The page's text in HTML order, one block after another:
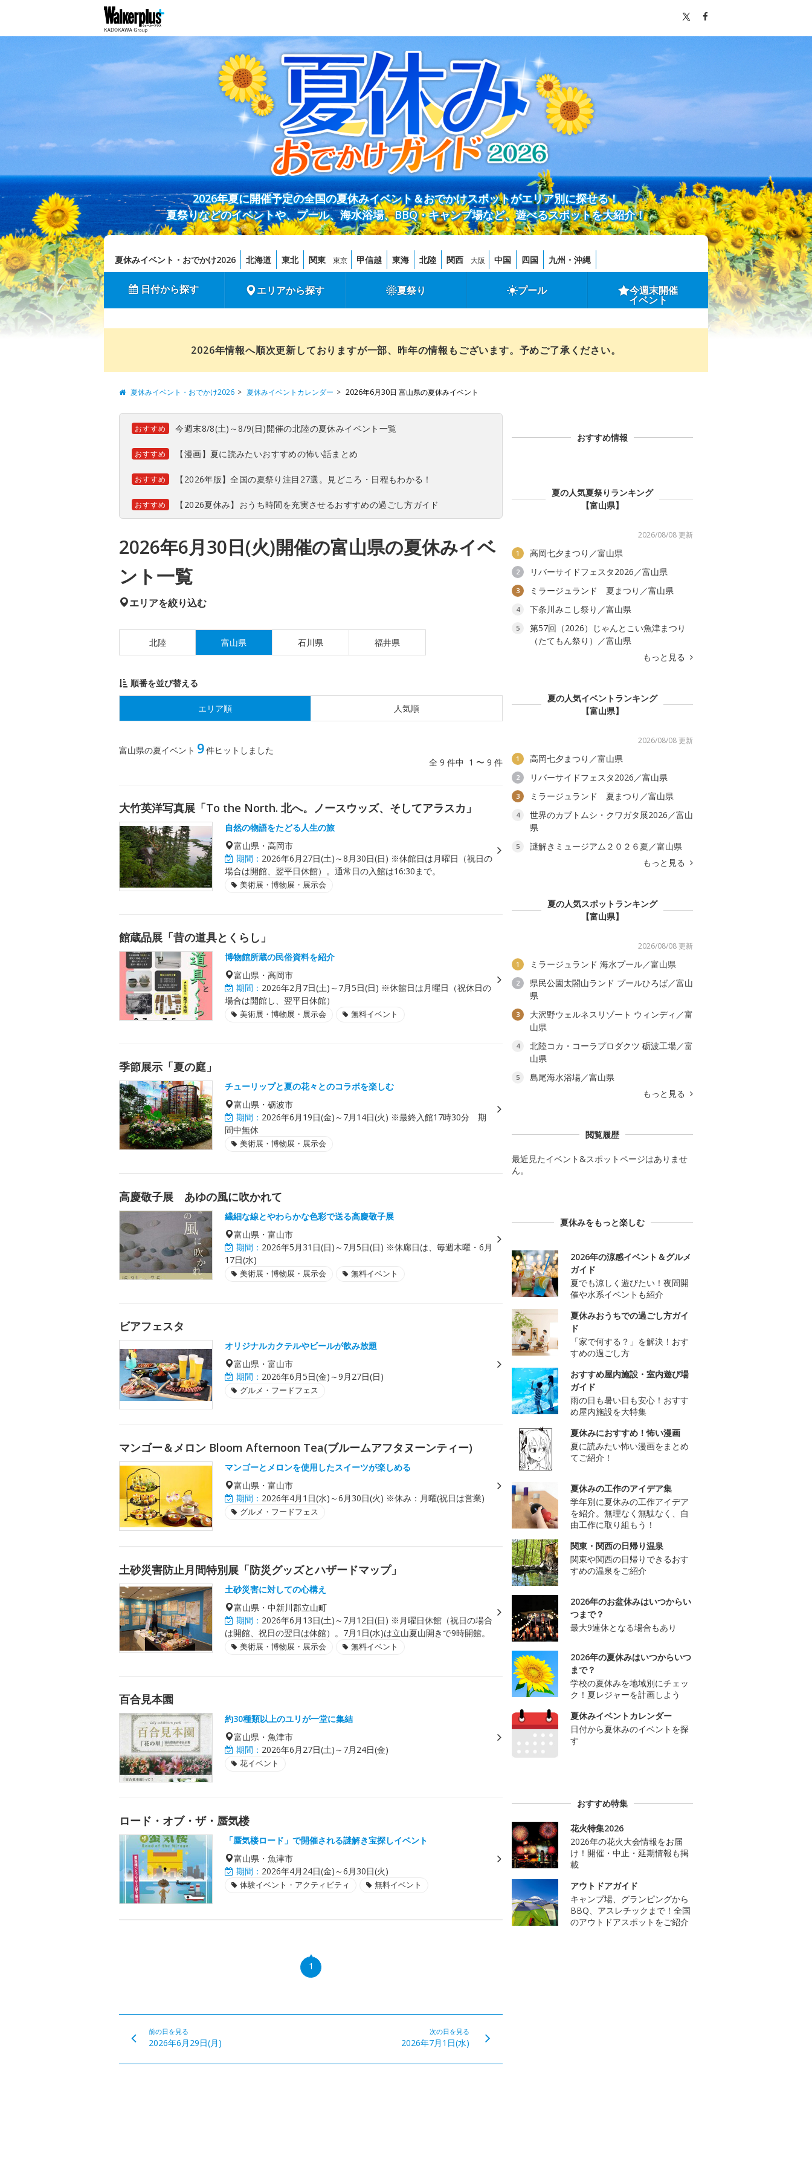
2026年夏に開催予定の全国の夏休みイベント＆おでかけスポットがエリア別に探せる！
夏祭りなどのイベントや、プール、海水浴場、BBQ・キャンプ場など、遊べるスポットを大紹介！
夏休みイベント・おでかけ2026 北海道 東北 関東 東京 甲信越 東海 北陸 関西 大阪 中国 四国 九州・沖縄
日付から探す エリアから探す 夏祭り プール 今週末開催
イベント
2026年情報へ順次更新しておりますが一部、昨年の情報もございます。予めご了承ください。
夏休みイベント・おでかけ2026 夏休みイベントカレンダー 2026年6月30日 富山県の夏休みイベント
おすすめ 今週末8/8(土)～8/9(日)開催の北陸の夏休みイベント一覧
おすすめ 【漫画】夏に読みたいおすすめの怖い話まとめ
おすすめ 【2026年版】全国の夏祭り注目27選。見どころ・日程もわかる！
おすすめ 【2026夏休み】おうち時間を充実させるおすすめの過ごし方ガイド
2026年6月30日(火)開催の富山県の夏休みイベ
ント一覧
エリアを絞り込む
北陸 富山県 石川県 福井県
順番を並び替える
エリア順 人気順
富山県の夏イベント 9件ヒットしました
全 9 件中 1 〜 9 件
大竹英洋写真展「To the North. 北へ。ノースウッズ、そしてアラスカ」
自然の物語をたどる人生の旅
富山県・高岡市
期間： 2026年6月27日(土)～8月30日(日) ※休館日は月曜日（祝日の
場合は開館、翌平日休館）。通常日の入館は16:30まで。
美術展・博物展・展示会
館蔵品展「昔の道具とくらし」
博物館所蔵の民俗資料を紹介
富山県・高岡市
期間： 2026年2月7日(土)～7月5日(日) ※休館日は月曜日（祝休日の
場合は開館し、翌平日休館）
美術展・博物展・展示会 無料イベント
季節展示「夏の庭」
チューリップと夏の花々とのコラボを楽しむ
富山県・砺波市
期間： 2026年6月19日(金)～7月14日(火) ※最終入館17時30分 期
間中無休
美術展・博物展・展示会
高慶敬子展 あゆの風に吹かれて
繊細な線とやわらかな色彩で送る高慶敬子展
富山県・富山市
期間： 2026年5月31日(日)～7月5日(日) ※休廊日は、毎週木曜・6月
17日(水)
美術展・博物展・展示会 無料イベント
ビアフェスタ
オリジナルカクテルやビールが飲み放題
富山県・富山市
期間： 2026年6月5日(金)～9月27日(日)
グルメ・フードフェス
マンゴー＆メロン Bloom Afternoon Tea(ブルームアフタヌーンティー)
マンゴーとメロンを使用したスイーツが楽しめる
富山県・富山市
期間： 2026年4月1日(水)～6月30日(火) ※休み：月曜(祝日は営業)
グルメ・フードフェス
土砂災害防止月間特別展「防災グッズとハザードマップ」
土砂災害に対しての心構え
富山県・中新川郡立山町
期間： 2026年6月13日(土)～7月12日(日) ※月曜日休館（祝日の場合
は開館、祝日の翌日は休館）。7月1日(水)は立山夏山開きで9時開館。
美術展・博物展・展示会 無料イベント
百合見本園
約30種類以上のユリが一堂に集結
富山県・魚津市
期間： 2026年6月27日(土)～7月24日(金)
花イベント
ロード・オブ・ザ・蜃気楼
「蜃気楼ロード」で開催される謎解き宝探しイベント
富山県・魚津市
期間： 2026年4月24日(金)～6月30日(火)
体験イベント・アクティビティ 無料イベント
1
前の日を見る
2026年6月29日(月)
次の日を見る
2026年7月1日(水)
おすすめ情報
夏の人気夏祭りランキング
【富山県】
2026/08/08 更新
1 高岡七夕まつり／富山県
2 リバーサイドフェスタ2026／富山県
3 ミラージュランド 夏まつり／富山県
4 下条川みこし祭り／富山県
5
第57回（2026）じゃんとこい魚津まつり
（たてもん祭り）／富山県
もっと見る
夏の人気イベントランキング
【富山県】
2026/08/08 更新
1 高岡七夕まつり／富山県
2 リバーサイドフェスタ2026／富山県
3 ミラージュランド 夏まつり／富山県
4
世界のカブトムシ・クワガタ展2026／富山
県
5
謎解きミュージアム２０２６夏／富山県
もっと見る
夏の人気スポットランキング
【富山県】
2026/08/08 更新
1 ミラージュランド 海水プール／富山県
2
県民公園太閤山ランド プールひろば／富山
県
3
大沢野ウェルネスリゾート ウィンディ／富
山県
4
北陸コカ・コーラプロダクツ 砺波工場／富
山県
5
島尾海水浴場／富山県
もっと見る
閲覧履歴
最近見たイベント&スポットページはありませ
ん。
夏休みをもっと楽しむ
2026年の涼感イベント＆グルメ
ガイド
夏でも涼しく遊びたい！夜間開
催や水系イベントも紹介
夏休みおうちでの過ごし方ガイ
ド
「家で何する？」を解決！おす
すめの過ごし方
おすすめ屋内施設・室内遊び場
ガイド
雨の日も暑い日も安心！おすす
め屋内施設を大特集
夏休みにおすすめ！怖い漫画
夏に読みたい怖い漫画をまとめ
てご紹介！
夏休みの工作のアイデア集
学年別に夏休みの工作アイデア
を紹介。無理なく無駄なく、自
由工作に取り組もう！
関東・関西の日帰り温泉
関東や関西の日帰りできるおす
すめの温泉をご紹介
2026年のお盆休みはいつからい
つまで？
最大9連休となる場合もあり
2026年の夏休みはいつからいつ
まで？
学校の夏休みを地域別にチェッ
ク！夏レジャーを計画しよう
夏休みイベントカレンダー
日付から夏休みのイベントを探
す
おすすめ特集
花火特集2026
2026年の花火大会情報をお届
け！開催・中止・延期情報も掲
載
アウトドアガイド
キャンプ場、グランピングから
BBQ、アスレチックまで！全国
のアウトドアスポットをご紹介